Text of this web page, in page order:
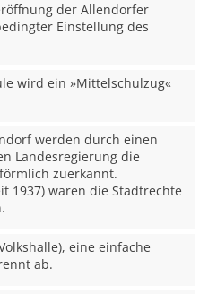
der Allendorfer
Einstellung des
wird ein »Mittelschulzug«
werden durch einen
Landesregierung die
zuerkannt.
1937) waren die Stadtrechte
eine einfache
ab.